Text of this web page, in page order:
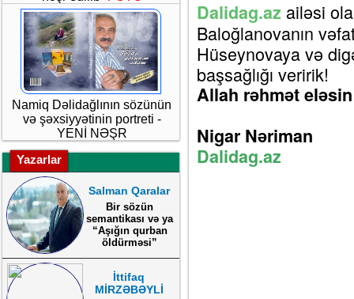
Namiq Dəlidağlının sözünün
və şəxsiyyətinin portreti -
YENİ NƏŞR
Yazarlar
Salman Qaralar
Bir sözün
semantikası və ya
“Aşığın qurban
öldürməsi”
İttifaq
MİRZƏBƏYLİ
Dalidag.az ailəsi
Baloğlanovanın
Hüseynovaya və
başsağlığı veririk!
Allah rəhmət
Nigar Nəriman
Dalidag.az